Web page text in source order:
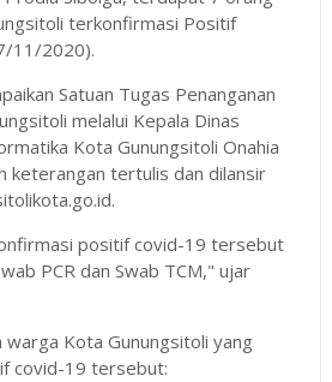
terkonfirmasi Positif
11/2020).
Satuan Tugas Penanganan
melalui Kepala Dinas
Kota Gunungsitoli Onahia
keterangan tertulis dan dilansir
positif covid-19 tersebut
PCR dan Swab TCM," ujar
warga Kota Gunungsitoli yang
covid-19 tersebut: